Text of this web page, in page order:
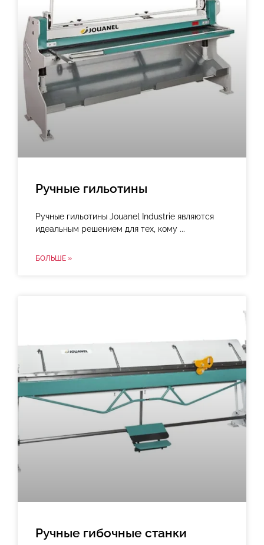
Ручные гильотины
Ручные гильотины Jouanel Industrie являются
идеальным решением для тех, кому
БОЛЬШЕ »
Ручные гибочные станки